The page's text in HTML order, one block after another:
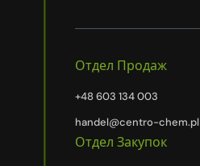
Отдел Продаж
+48 603 134 003
handel@centro-chem.pl
Отдел Закупок